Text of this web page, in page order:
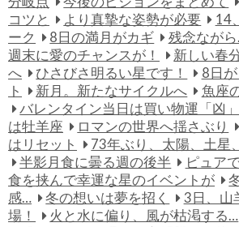
コツと
より真摯な姿勢が必要
14
ーク
8日の満月がカギ
残念なが
週末に愛のチャンスが！
新しい春
へ
ひさびさ明るい星です！
8日
ト
新月。新たなサイクルへ
魚座
バレンタイン当日は買い物運「凶」
は牡羊座
ロマンの世界へ揺さぶり
はリセット
73年ぶり、太陽、土星
半影月食に曇る週の後半
ピュア
食を挟んで幸運な星のイベントが
感…
冬の想いは夢を招く
3日、山
場！
火と水に偏り、風が枯渇する…